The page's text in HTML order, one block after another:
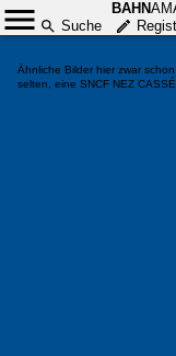
BAHN
Suche
Ähnliche Bilder hier zwar
selten, eine SNCF NEZ